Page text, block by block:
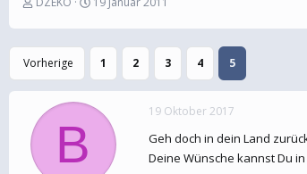
s
t
e
l
e
r
s
t
l
t
Vorherige 1 2 3 4 5
B
19 Oktober 2017
Geh doch in dein Land
Deine Wünsche kannst Du